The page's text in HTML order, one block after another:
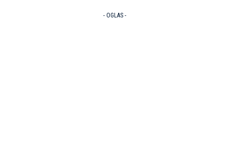
- OGLAS -